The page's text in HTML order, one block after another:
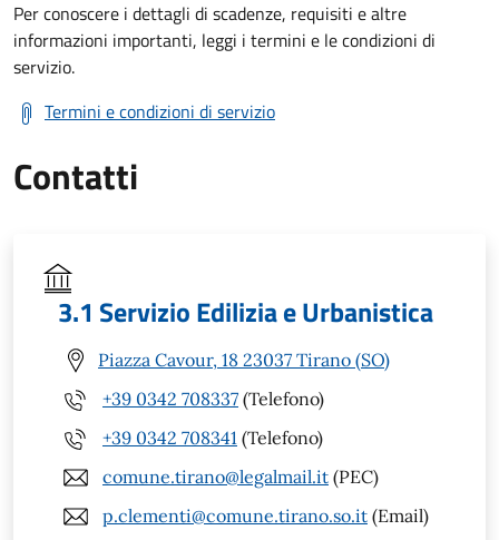
Per conoscere i dettagli di scadenze, requisiti e altre
informazioni importanti, leggi i termini e le condizioni di
servizio.
Termini e condizioni di servizio
Contatti
3.1 Servizio Edilizia e Urbanistica
Piazza Cavour, 18 23037 Tirano (SO)
+39 0342 708337 (Telefono)
+39 0342 708341 (Telefono)
comune.tirano@legalmail.it (PEC)
p.clementi@comune.tirano.so.it (Email)